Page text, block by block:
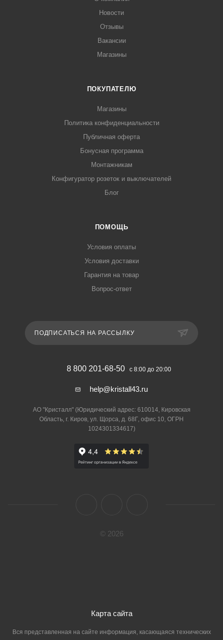
Новости
Отзывы
Вакансии
Магазины
ПОКУПАТЕЛЮ
Магазины
Политика конфиденциальности
Публичная оферта
Бонусная программа
Монтажникам
Конфигуратор розеток и выключателей
Блог
ПОМОЩЬ
Условия оплаты
Условия доставки
Гарантия на товар
Вопрос-ответ
ПОДПИСАТЬСЯ НА РАССЫЛКУ
8 800 201-68-50 с 8:00 до 20:00
help@kristall43.ru
АО "Кристалл" (Юридический адрес: 610014, Кировская
Область, г. Киров, ул. Щорса, д. 68Г, офис 10, ОГРН
1024301334617)
© 2026
Карта сайта
Вся представленная на сайте информация, касающаяся технических